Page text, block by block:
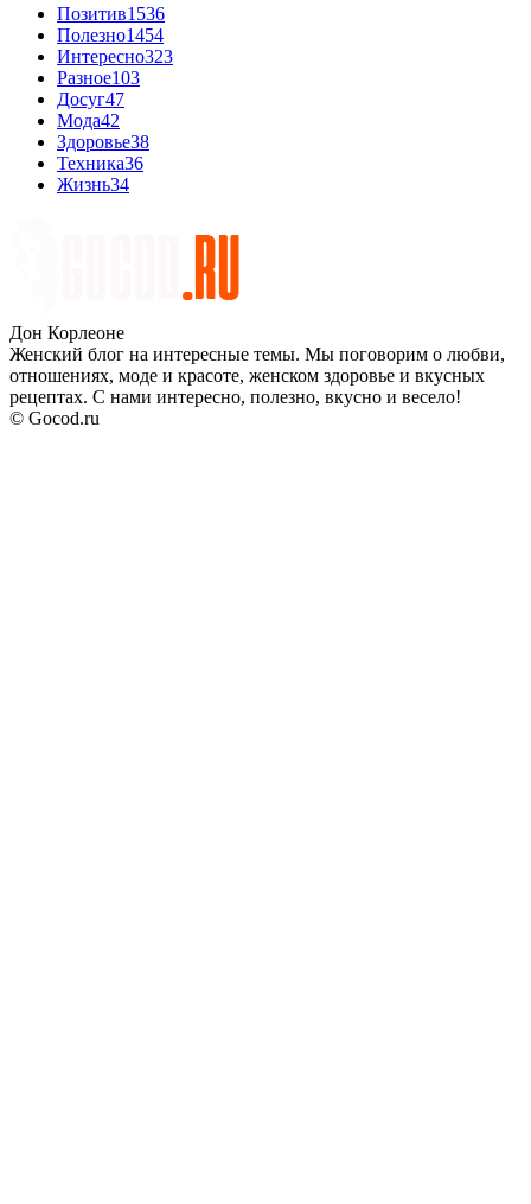
Позитив1536
Полезно1454
Интересно323
Разное103
Досуг47
Мода42
Здоровье38
Техника36
Жизнь34
Дон Корлеоне
Женский блог на интересные темы. Мы поговорим о любви,
отношениях, моде и красоте, женском здоровье и вкусных
рецептах. С нами интересно, полезно, вкусно и весело!
© Gocod.ru